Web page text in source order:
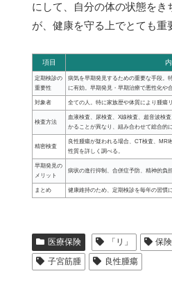
にして、自分の体の状態をき
が、健康を守る上でとても重
項目
定期検診の
重要性
病気を早期発見するための重要な手段。
に有効。早期発見・早期治療で悪性化や
対象者 全ての人。特に家族歴や体質により腫瘍
検査方法
血液検査、尿検査、X線検査、超音波検
かることが異なり、組み合わせて総合的に
精密検査
良性腫瘍が疑われる場合、CT検査、
性質を詳しく調べる。
早期発見の
メリット
病状の進行抑制、合併症予防、精神的負担
まとめ 健康維持のため、定期検診を毎年の習慣
医療保険 「リ」 保険
子宮筋腫
良性腫瘍